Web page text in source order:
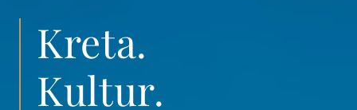
Kreta.
Kultur.